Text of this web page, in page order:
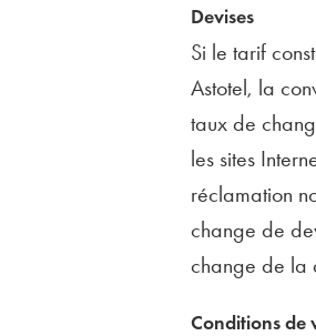
Devises
Si le tarif
Astotel, la
taux de
les sites
réclamation
change de
change de la
Conditions de